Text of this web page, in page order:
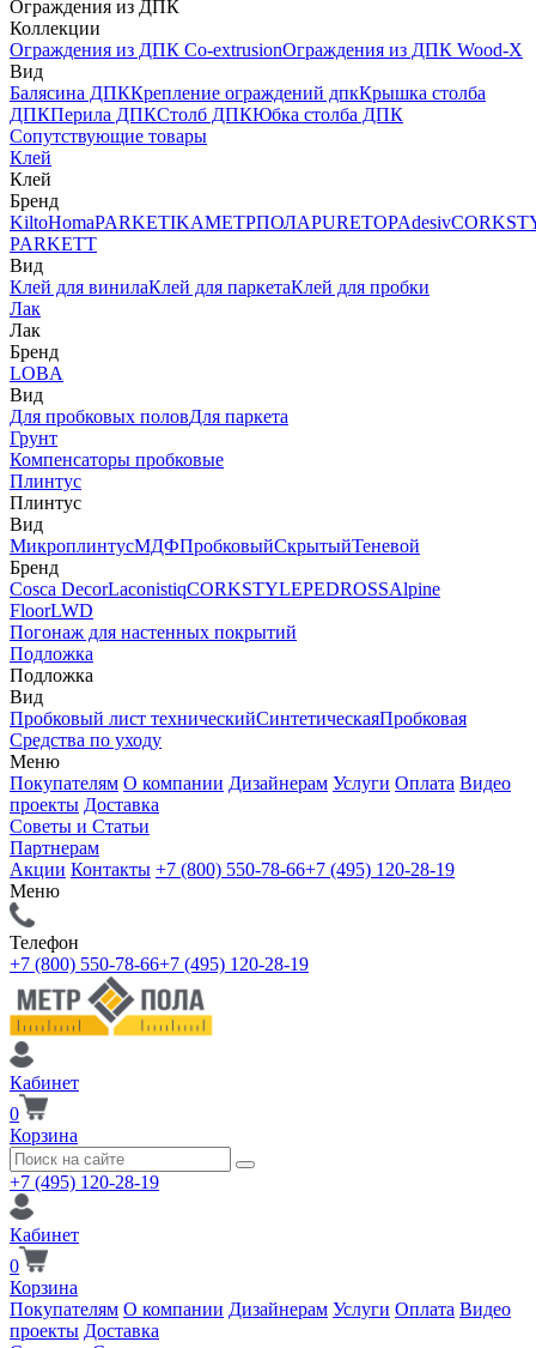
Ограждения из ДПК
Коллекции
Ограждения из ДПК Co-extrusionОграждения из ДПК Wood-X
Вид
Балясина ДПККрепление ограждений дпкКрышка столба
ДПКПерила ДПКСтолб ДПКЮбка столба ДПК
Сопутствующие товары
Клей
Клей
Бренд
KiltoHomaPARKETIKAМЕТРПОЛАPURETOPAdesiv
PARKETT
Вид
Клей для винилаКлей для паркетаКлей для пробки
Лак
Лак
Бренд
LOBA
Вид
Для пробковых половДля паркета
Грунт
Компенсаторы пробковые
Плинтус
Плинтус
Вид
МикроплинтусМДФПробковыйСкрытыйТеневой
Бренд
Cosca DecorLaconistiqCORKSTYLEPEDROSSAlpine
FloorLWD
Погонаж для настенных покрытий
Подложка
Подложка
Вид
Пробковый лист техническийСинтетическаяПробковая
Средства по уходу
Меню
Покупателям О компании Дизайнерам Услуги Оплата Видео
проекты Доставка
Советы и Статьи
Партнерам
Акции Контакты +7 (800) 550-78-66+7 (495) 120-28-19
Меню
Телефон
+7 (800) 550-78-66+7 (495) 120-28-19
Кабинет
0
Корзина
+7 (495) 120-28-19
Кабинет
0
Корзина
Покупателям О компании Дизайнерам Услуги Оплата Видео
проекты Доставка